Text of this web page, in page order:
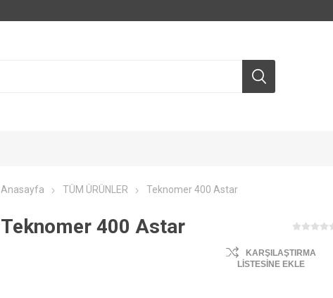
Anasayfa TÜM ÜRÜNLER Teknomer 400 Astar
Teknomer 400 Astar
KARŞILAŞTIRMA
LISTESINE EKLE